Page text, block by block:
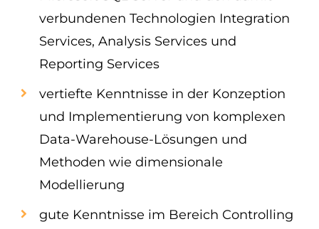
verbundenen Technologien Integration
Services, Analysis Services und
Reporting Services
vertiefte Kenntnisse in der Konzeption
und Implementierung von komplexen
Data-Warehouse-Lösungen und
Methoden wie dimensionale
Modellierung
gute Kenntnisse im Bereich Controlling